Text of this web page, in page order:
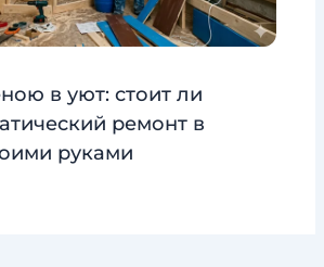
в уют: стоит ли
ремонт в
руками